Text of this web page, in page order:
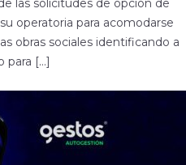
las solicitudes de opción de
operatoria para acomodarse
obras sociales identificando a
para […]